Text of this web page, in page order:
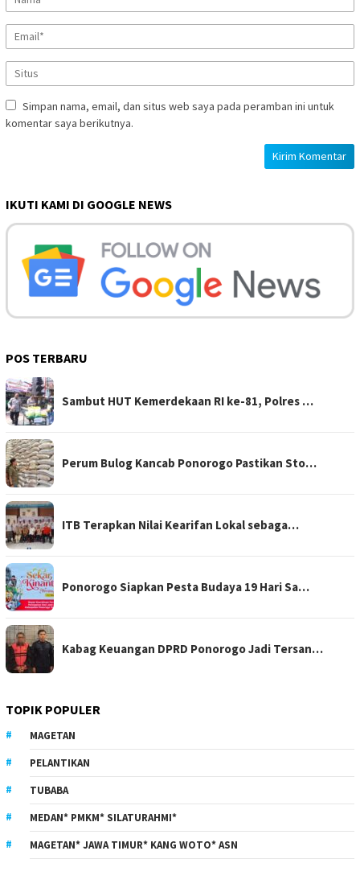
Simpan nama, email, dan situs web saya pada peramban ini untuk
komentar saya berikutnya.
IKUTI KAMI DI GOOGLE NEWS
POS TERBARU
Sambut HUT Kemerdekaan RI ke-81, Polres …
Perum Bulog Kancab Ponorogo Pastikan Sto…
ITB Terapkan Nilai Kearifan Lokal sebaga…
Ponorogo Siapkan Pesta Budaya 19 Hari Sa…
Kabag Keuangan DPRD Ponorogo Jadi Tersan…
TOPIK POPULER
MAGETAN
PELANTIKAN
TUBABA
MEDAN* PMKM* SILATURAHMI*
MAGETAN* JAWA TIMUR* KANG WOTO* ASN